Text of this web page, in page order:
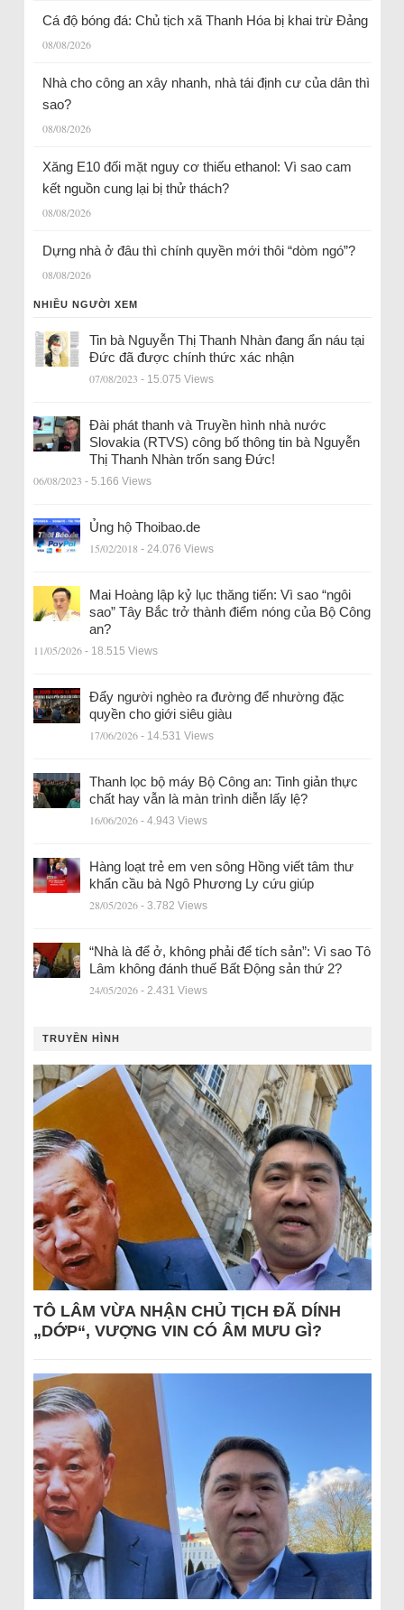
Cá độ bóng đá: Chủ tịch xã Thanh Hóa bị khai trừ Đảng
08/08/2026
Nhà cho công an xây nhanh, nhà tái định cư của dân thì
sao?
08/08/2026
Xăng E10 đối mặt nguy cơ thiếu ethanol: Vì sao cam
kết nguồn cung lại bị thử thách?
08/08/2026
Dựng nhà ở đâu thì chính quyền mới thôi “dòm ngó”?
08/08/2026
NHIỀU NGƯỜI XEM
Tin bà Nguyễn Thị Thanh Nhàn đang ẩn náu tại
Đức đã được chính thức xác nhận
07/08/2023 - 15.075 Views
Đài phát thanh và Truyền hình nhà nước
Slovakia (RTVS) công bố thông tin bà Nguyễn
Thị Thanh Nhàn trốn sang Đức!
06/08/2023 - 5.166 Views
Ủng hộ Thoibao.de
15/02/2018 - 24.076 Views
Mai Hoàng lập kỷ lục thăng tiến: Vì sao “ngôi
sao” Tây Bắc trở thành điểm nóng của Bộ Công
an?
11/05/2026 - 18.515 Views
Đẩy người nghèo ra đường để nhường đặc
quyền cho giới siêu giàu
17/06/2026 - 14.531 Views
Thanh lọc bộ máy Bộ Công an: Tinh giản thực
chất hay vẫn là màn trình diễn lấy lệ?
16/06/2026 - 4.943 Views
Hàng loạt trẻ em ven sông Hồng viết tâm thư
khẩn cầu bà Ngô Phương Ly cứu giúp
28/05/2026 - 3.782 Views
“Nhà là để ở, không phải để tích sản”: Vì sao Tô
Lâm không đánh thuế Bất Động sản thứ 2?
24/05/2026 - 2.431 Views
TRUYỀN HÌNH
TÔ LÂM VỪA NHẬN CHỦ TỊCH ĐÃ DÍNH
„DỚP“, VƯỢNG VIN CÓ ÂM MƯU GÌ?